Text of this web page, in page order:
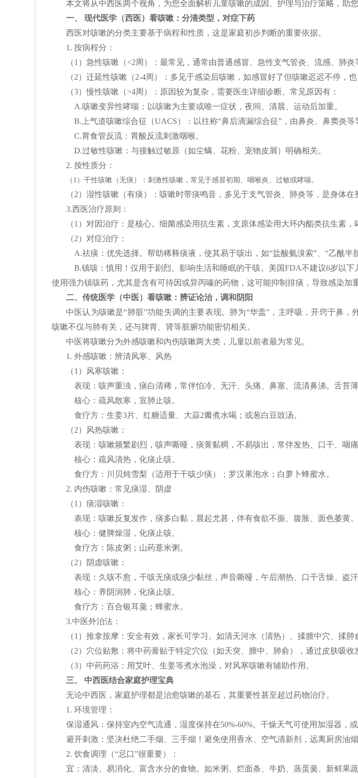
本文将从中西医两个视角，为您全面解析儿童咳嗽的成因、护理与治疗策略，助您
一、 现代医学（西医）看咳嗽：分清类型，对症下药
西医对咳嗽的分类主要基于病程和性质，这是家庭初步判断的重要依据。
1. 按病程分：
（1）急性咳嗽（<2周）：最常见，通常由普通感冒、急性支气管炎、流感、肺
（2）迁延性咳嗽（2-4周）：多见于感染后咳嗽，如感冒好了但咳嗽迟迟不停，
（3）慢性咳嗽（>4周）：原因较为复杂，需要医生详细诊断。常见原因有：
A.咳嗽变异性哮喘：以咳嗽为主要或唯一症状，夜间、清晨、运动后加重。
B.上气道咳嗽综合征（UACS）：以往称“鼻后滴漏综合征”，由鼻炎、鼻窦炎等
C.胃食管反流：胃酸反流刺激咽喉。
D.过敏性咳嗽：与接触过敏原（如尘螨、花粉、宠物皮屑）明确相关。
2. 按性质分：
（1）干性咳嗽（无痰）：刺激性咳嗽，常见于感冒初期、咽喉炎、过敏或哮喘。
（2）湿性咳嗽（有痰）：咳嗽时带痰鸣音，多见于支气管炎、肺炎等，是身体在
3.西医治疗原则：
（1）对因治疗：是核心。细菌感染用抗生素，支原体感染用大环内酯类抗生素
（2）对症治疗：
A.祛痰：优先选择。帮助稀释痰液，使其易于咳出，如“盐酸氨溴索”、“乙酰半
B.镇咳：慎用！仅用于剧烈、影响生活和睡眠的干咳。美国FDA不建议6岁以
使用强力镇咳药，尤其是含有可待因或异丙嗪的药物，这可能抑制排痰，导致感染加重
二、传统医学（中医）看咳嗽：辨证论治，调和阴阳
中医认为咳嗽是“肺脏”功能失调的主要表现。肺为“华盖”，主呼吸，开窍于鼻
咳嗽不仅与肺有关，还与脾胃、肾等脏腑功能密切相关。
中医将咳嗽分为外感咳嗽和内伤咳嗽两大类，儿童以前者最为常见。
1. 外感咳嗽：辨清风寒、风热
（1）风寒咳嗽：
表现：咳声重浊，痰白清稀，常伴怕冷、无汗、头痛、鼻塞、流清鼻涕。舌苔薄
核心：疏风散寒，宣肺止咳。
食疗方：生姜3片、红糖适量、大蒜2瓣煮水喝；或葱白豆豉汤。
（2）风热咳嗽：
表现：咳嗽频繁剧烈，咳声嘶哑，痰黄黏稠，不易咳出，常伴发热、口干、咽痛
核心：疏风清热，化痰止咳。
食疗方：川贝炖雪梨（适用于干咳少痰）；罗汉果泡水；白萝卜蜂蜜水。
2. 内伤咳嗽：常见痰湿、阴虚
（1）痰湿咳嗽：
表现：咳嗽反复发作，痰多白黏，晨起尤甚，伴有食欲不振、腹胀、面色萎黄
核心：健脾燥湿，化痰止咳。
食疗方：陈皮粥；山药薏米粥。
（2）阴虚咳嗽：
表现：久咳不愈，干咳无痰或痰少黏丝，声音嘶哑，午后潮热、口干舌燥、盗
核心：养阴润肺，化痰止咳。
食疗方：百合银耳羹；蜂蜜水。
3.中医外治法：
（1）推拿按摩：安全有效，家长可学习。如清天河水（清热）、揉膻中穴、揉
（2）穴位贴敷：将中药膏贴于特定穴位（如天突、膻中、肺俞），通过皮肤吸收
（3）中药药浴：用艾叶、生姜等煮水泡澡，对风寒咳嗽有辅助作用。
三、 中西医结合家庭护理宝典
无论中西医，家庭护理都是治愈咳嗽的基石，其重要性甚至超过药物治疗。
1. 环境管理：
保湿通风：保持室内空气流通，湿度保持在50%-60%。干燥天气可使用加湿器，
避开刺激：坚决杜绝二手烟、三手烟！避免使用香水、空气清新剂，远离厨房油烟
2. 饮食调理（“忌口”很重要）：
宜：清淡、易消化、富含水分的食物。如米粥、烂面条、牛奶、蒸蛋羹、新鲜果蔬